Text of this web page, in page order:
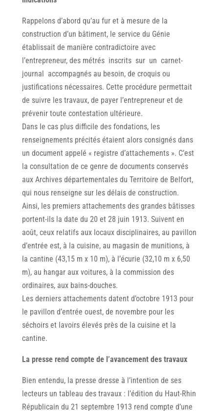
Rappelons d’abord qu’au fur et à mesure de la
construction d’un bâtiment, le service du Génie
établissait de manière contradictoire avec
l’entrepreneur, des métrés inscrits sur un carnet-
journal accompagnés au besoin, de croquis ou
justifications nécessaires. Cette procédure permettait
de suivre les travaux, de payer l’entrepreneur et de
prévenir toute contestation ultérieure.
Dans le cas plus difficile des fondations, les
renseignements précités étaient alors consignés dans
un document appelé « registre d’attachements ». C’est
la consultation de ce genre de documents conservés
aux Archives départementales du Territoire de Belfort,
qui nous renseigne sur les délais de construction.
Ainsi, les premiers attachements des grandes bâtisses
portent-ils la date du 20 et 28 juin 1913. Suivent en
août, ceux relatifs aux locaux disciplinaires, au pavillon
d’entrée est, à la cuisine, au magasin de munitions, à
la cantine (43,15 m x 10 m), à l’écurie (32,10 m x 6,50
m), au hangar aux voitures, à la commission des
ordinaires, aux bains-douches.
Les derniers attachements datent d’octobre 1913 pour
le pavillon d’entrée ouest, de novembre pour les
séchoirs et lavoirs élevés près de la cuisine et la
cantine.
La presse rend compte de l’avancement des travaux
Bien entendu, la presse dresse à l’intention de ses
lecteurs un tableau des travaux : l’édition du Haut-Rhin
Républicain du 21 septembre 1913 rend compte d’une